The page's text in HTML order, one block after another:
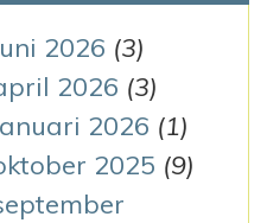
2026 (3)
2026 (3)
2026 (1)
2025 (9)